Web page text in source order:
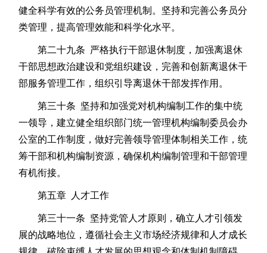
健全科学有效的公务员管理机制。坚持和完善公务员分
类管理，提高管理效能和科学化水平。
第二十九条 严格执行干部退休制度，加强离退休
干部思想政治建设和党组织建设，完善和创新离退休干
部服务管理工作，组织引导离退休干部发挥作用。
第三十条 坚持和加强党对机构编制工作的集中统
一领导，建立健全组织部门统一管理机构编制委员会办
公室的工作制度，做好完善领导管理体制相关工作，统
筹干部和机构编制资源，确保机构编制管理和干部管理
有机衔接。
第五章 人才工作
第三十一条 坚持党管人才原则，确立人才引领发
展的战略地位，遵循社会主义市场经济规律和人才成长